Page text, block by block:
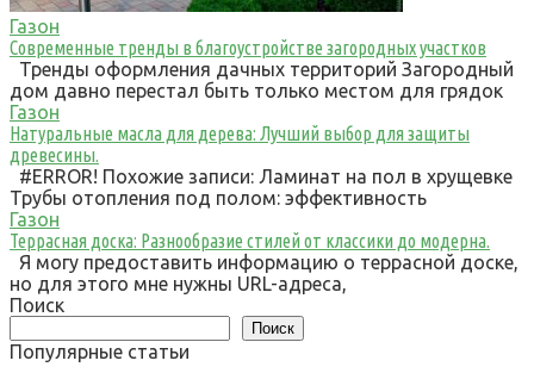
Газон
Современные тренды в благоустройстве загородных участков
Тренды оформления дачных территорий Загородный
дом давно перестал быть только местом для грядок
Газон
Натуральные масла для дерева: Лучший выбор для защиты
древесины.
#ERROR! Похожие записи: Ламинат на пол в хрущевке
Трубы отопления под полом: эффективность
Газон
Террасная доска: Разнообразие стилей от классики до модерна.
Я могу предоставить информацию о террасной доске,
но для этого мне нужны URL-адреса,
Поиск
Поиск
Популярные статьи